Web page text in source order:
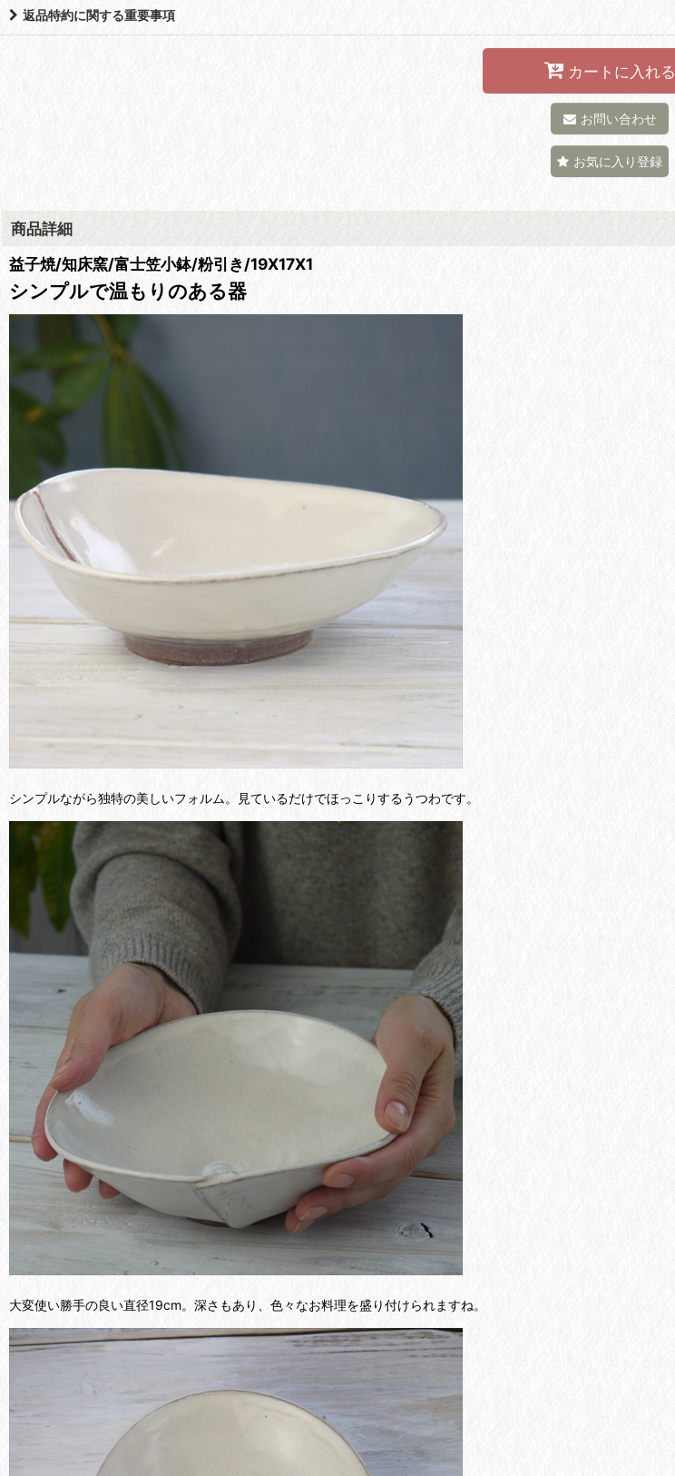
返品特約に関する重要事項
カートに入れる
お問い合わせ
お気に入り登録
商品詳細
益子焼/知床窯/富士笠小鉢/粉引き/19X17X1
シンプルで温もりのある器
シンプルながら独特の美しいフォルム。見ているだけでほっこりするうつわです。
大変使い勝手の良い直径19cm。深さもあり、色々なお料理を盛り付けられますね。